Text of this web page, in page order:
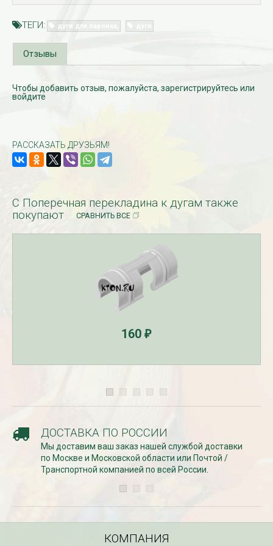
(Myosotis) в
контейнере p9
340
в контейнере p9
340₽
ТЕГИ: дуги для парника
Отзывы
Чтобы добавить отзыв, пожалуйста, зарегистрируйтесь или
войдите
РАССКАЗАТЬ ДРУЗЬЯМ!
С Поперечная перекладина к дугам также
покупают
СРАВНИТЬ ВСЕ
160 ₽
ДОСТАВКА ПО РОССИИ
Мы доставим ваш заказ нашей службой доставки
по Москве и Московской области или Почтой /
Транспортной компанией по всей России.
КОМПАНИЯ